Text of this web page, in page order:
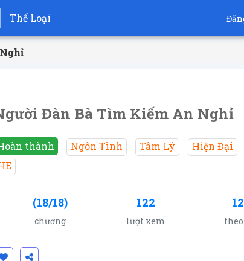
Thể Loại
Đàn Bà Tìm Kiếm An Nghỉ
thành Ngôn Tình Tâm Lý Hiện Đại
(18/18)
chương
122
lượt xem